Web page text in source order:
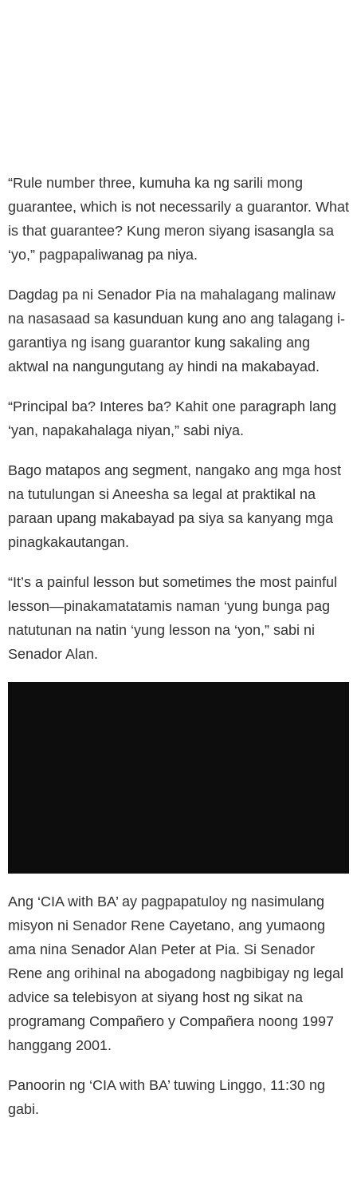
“Rule number three, kumuha ka ng sarili mong
guarantee, which is not necessarily a guarantor. What
is that guarantee? Kung meron siyang isasangla sa
‘yo,” pagpapaliwanag pa niya.
Dagdag pa ni Senador Pia na mahalagang malinaw
na nasasaad sa kasunduan kung ano ang talagang i-
garantiya ng isang guarantor kung sakaling ang
aktwal na nangungutang ay hindi na makabayad.
“Principal ba? Interes ba? Kahit one paragraph lang
‘yan, napakahalaga niyan,” sabi niya.
Bago matapos ang segment, nangako ang mga host
na tutulungan si Aneesha sa legal at praktikal na
paraan upang makabayad pa siya sa kanyang mga
pinagkakautangan.
“It’s a painful lesson but sometimes the most painful
lesson—pinakamatatamis naman ‘yung bunga pag
natutunan na natin ‘yung lesson na ‘yon,” sabi ni
Senador Alan.
Ang ‘CIA with BA’ ay pagpapatuloy ng nasimulang
misyon ni Senador Rene Cayetano, ang yumaong
ama nina Senador Alan Peter at Pia. Si Senador
Rene ang orihinal na abogadong nagbibigay ng legal
advice sa telebisyon at siyang host ng sikat na
programang Compañero y Compañera noong 1997
hanggang 2001.
Panoorin ng ‘CIA with BA’ tuwing Linggo, 11:30 ng
gabi.